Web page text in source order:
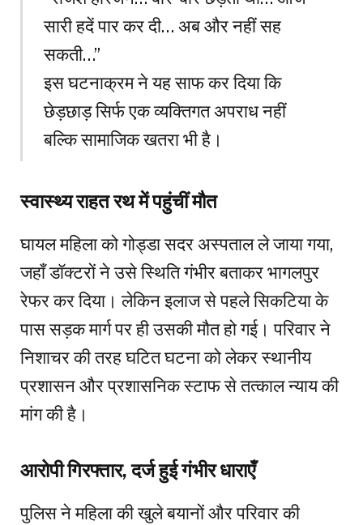
सारी हदें पार कर दी… अब और नहीं सह
सकती…”
इस घटनाक्रम ने यह साफ कर दिया कि
छेड़छाड़ सिर्फ एक व्यक्तिगत अपराध नहीं
बल्कि सामाजिक खतरा भी है।
स्वास्थ्य राहत रथ में पहुंचीं मौत
घायल महिला को गोड्डा सदर अस्पताल ले जाया गया,
जहाँ डॉक्टरों ने उसे स्थिति गंभीर बताकर भागलपुर
रेफर कर दिया। लेकिन इलाज से पहले सिकटिया के
पास सड़क मार्ग पर ही उसकी मौत हो गई। परिवार ने
निशाचर की तरह घटित घटना को लेकर स्थानीय
प्रशासन और प्रशासनिक स्टाफ से तत्काल न्याय की
मांग की है।
आरोपी गिरफ्तार, दर्ज हुई गंभीर धाराएँ
पुलिस ने महिला की खुले बयानों और परिवार की